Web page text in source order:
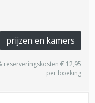
prijzen en kamers
reserveringskosten € 12,95
per boeking